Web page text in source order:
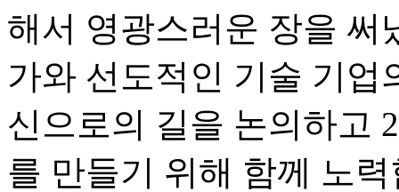
해서 영광스러운 장을 써
가와 선도적인 기술 기업
신으로의 길을 논의하고
를 만들기 위해 함께 노